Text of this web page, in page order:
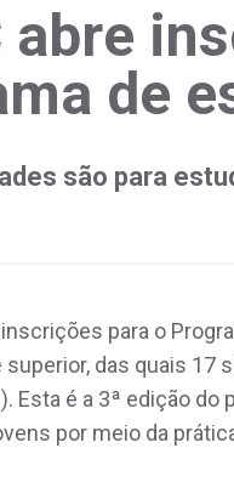
abre
de
são para
para o
das quais 17
Esta é a 3ª edição
por meio da